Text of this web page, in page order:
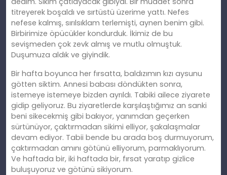
titreyerek boşaldı ve sırtüstü üzerime yattı. Nefes
nefese kalmış, sırılsıklam terlemişti, aynen benim gibi.
Birbirimize öpücükler kondurduk. İkimiz de bu
sevişmeden çok zevk almış ve mutlu olmuştuk.
Duşumuza aldık ve giyindik.
Bir hafta boyunca her fırsatta, baldızımın kızı aysunu
götten siktim. Annesi babası döndükten sonra,
istemeye istemeye bizden ayrıldı. Tabiki ailece ziyarete
gidip geliyoruz. Bu ziyaretlerde karşılaştığımız an sanki
beni sikecekmiş gibi bakıyor, yanımdan geçerken
sürtünüyor, çaktırmadan sikimi elliyor, şakalaşmalar
devam ediyor. Tabii bende bu arada boş durmuyorum,
çaktırmadan amını götünü elliyorum, parmaklıyorum.
Ve haftada bir, iki haftada bir, fırsat yaratıp gizlice
buluşuyoruz ve götünü sikiyorum.